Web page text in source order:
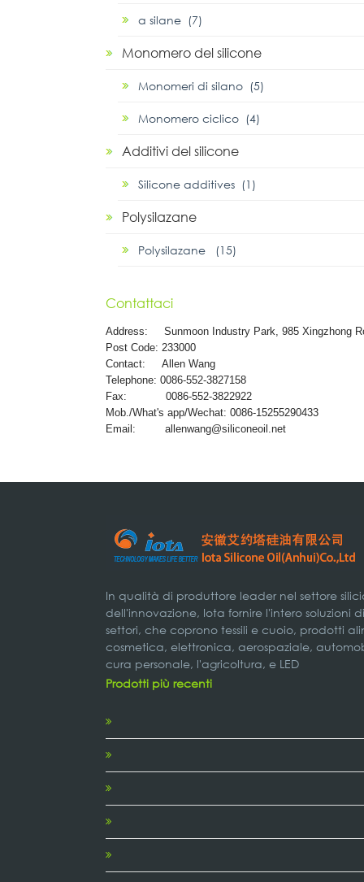
α silane (7)
Monomero del silicone
Monomeri di silano (5)
Monomero ciclico (4)
Additivi del silicone
Silicone additives (1)
Polysilazane
Polysilazane (15)
Contattaci
Address: Sunmoon Industry Park, 985 Xingzhong
Post Code: 233000
Contact: Allen Wang
Telephone: 0086-552-3827158
Fax: 0086-552-3822922
Mob./What's app/Wechat: 0086-15255290433
Email: allenwang@siliconeoil.net
In qualità di produttore leader nel settore
dell'innovazione, Iota fornire l'intero soluzioni
settori, che coprono tessili e cuoio, prodotti
cosmetica, elettronica, aerospaziale,
cura personale, l'agricoltura, e LED
Prodotti più recenti